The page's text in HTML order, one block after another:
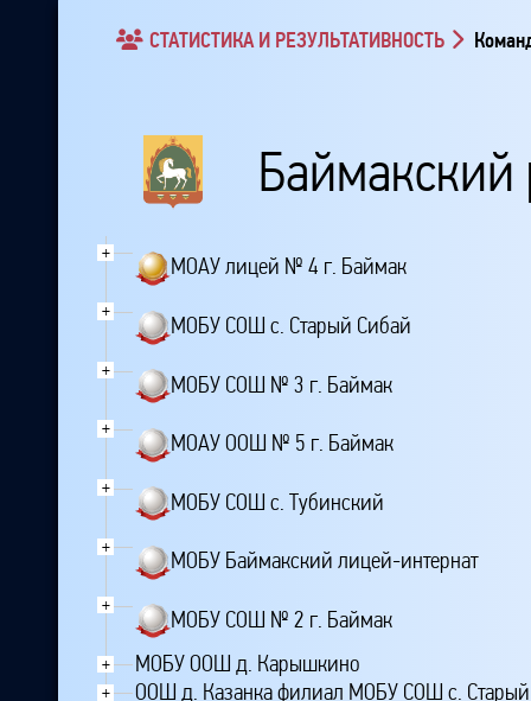
СТАТИСТИКА И РЕЗУЛЬТАТИВНОСТЬ
Баймакский
+
МОАУ лицей № 4 г. Баймак
+
МОБУ СОШ с. Старый Сибай
+
МОБУ СОШ № 3 г. Баймак
+
МОАУ ООШ № 5 г. Баймак
+
МОБУ СОШ с. Тубинский
+
МОБУ Баймакский лицей-интернат
+
МОБУ СОШ № 2 г. Баймак
+ МОБУ ООШ д. Карышкино
+ ООШ д. Казанка филиал МОБУ СОШ с.